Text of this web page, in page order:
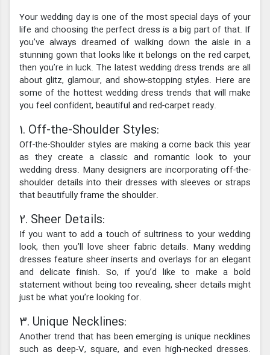
Your wedding day is one of the most special days of your
life and choosing the perfect dress is a big part of that. If
you’ve always dreamed of walking down the aisle in a
stunning gown that looks like it belongs on the red carpet,
then you’re in luck. The latest wedding dress trends are all
about glitz, glamour, and show-stopping styles. Here are
some of the hottest wedding dress trends that will make
you feel confident, beautiful and red-carpet ready.
1. Off-the-Shoulder Styles:
Off-the-Shoulder styles are making a come back this year
as they create a classic and romantic look to your
wedding dress. Many designers are incorporating off-the-
shoulder details into their dresses with sleeves or straps
that beautifully frame the shoulder.
2. Sheer Details:
If you want to add a touch of sultriness to your wedding
look, then you’ll love sheer fabric details. Many wedding
dresses feature sheer inserts and overlays for an elegant
and delicate finish. So, if you’d like to make a bold
statement without being too revealing, sheer details might
just be what you’re looking for.
3. Unique Necklines:
Another trend that has been emerging is unique necklines
such as deep-V, square, and even high-necked dresses.